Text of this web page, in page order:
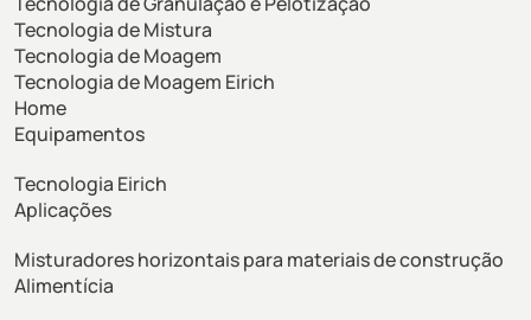
Tecnologia de Mistura
Tecnologia de Moagem
Tecnologia de Moagem Eirich
Home
Equipamentos
Tecnologia Eirich
Aplicações
Misturadores horizontais para materiais de construção
Alimentícia